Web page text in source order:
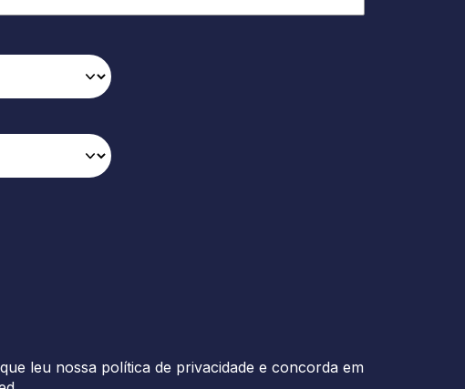
leu nossa política de privacidade e concorda em